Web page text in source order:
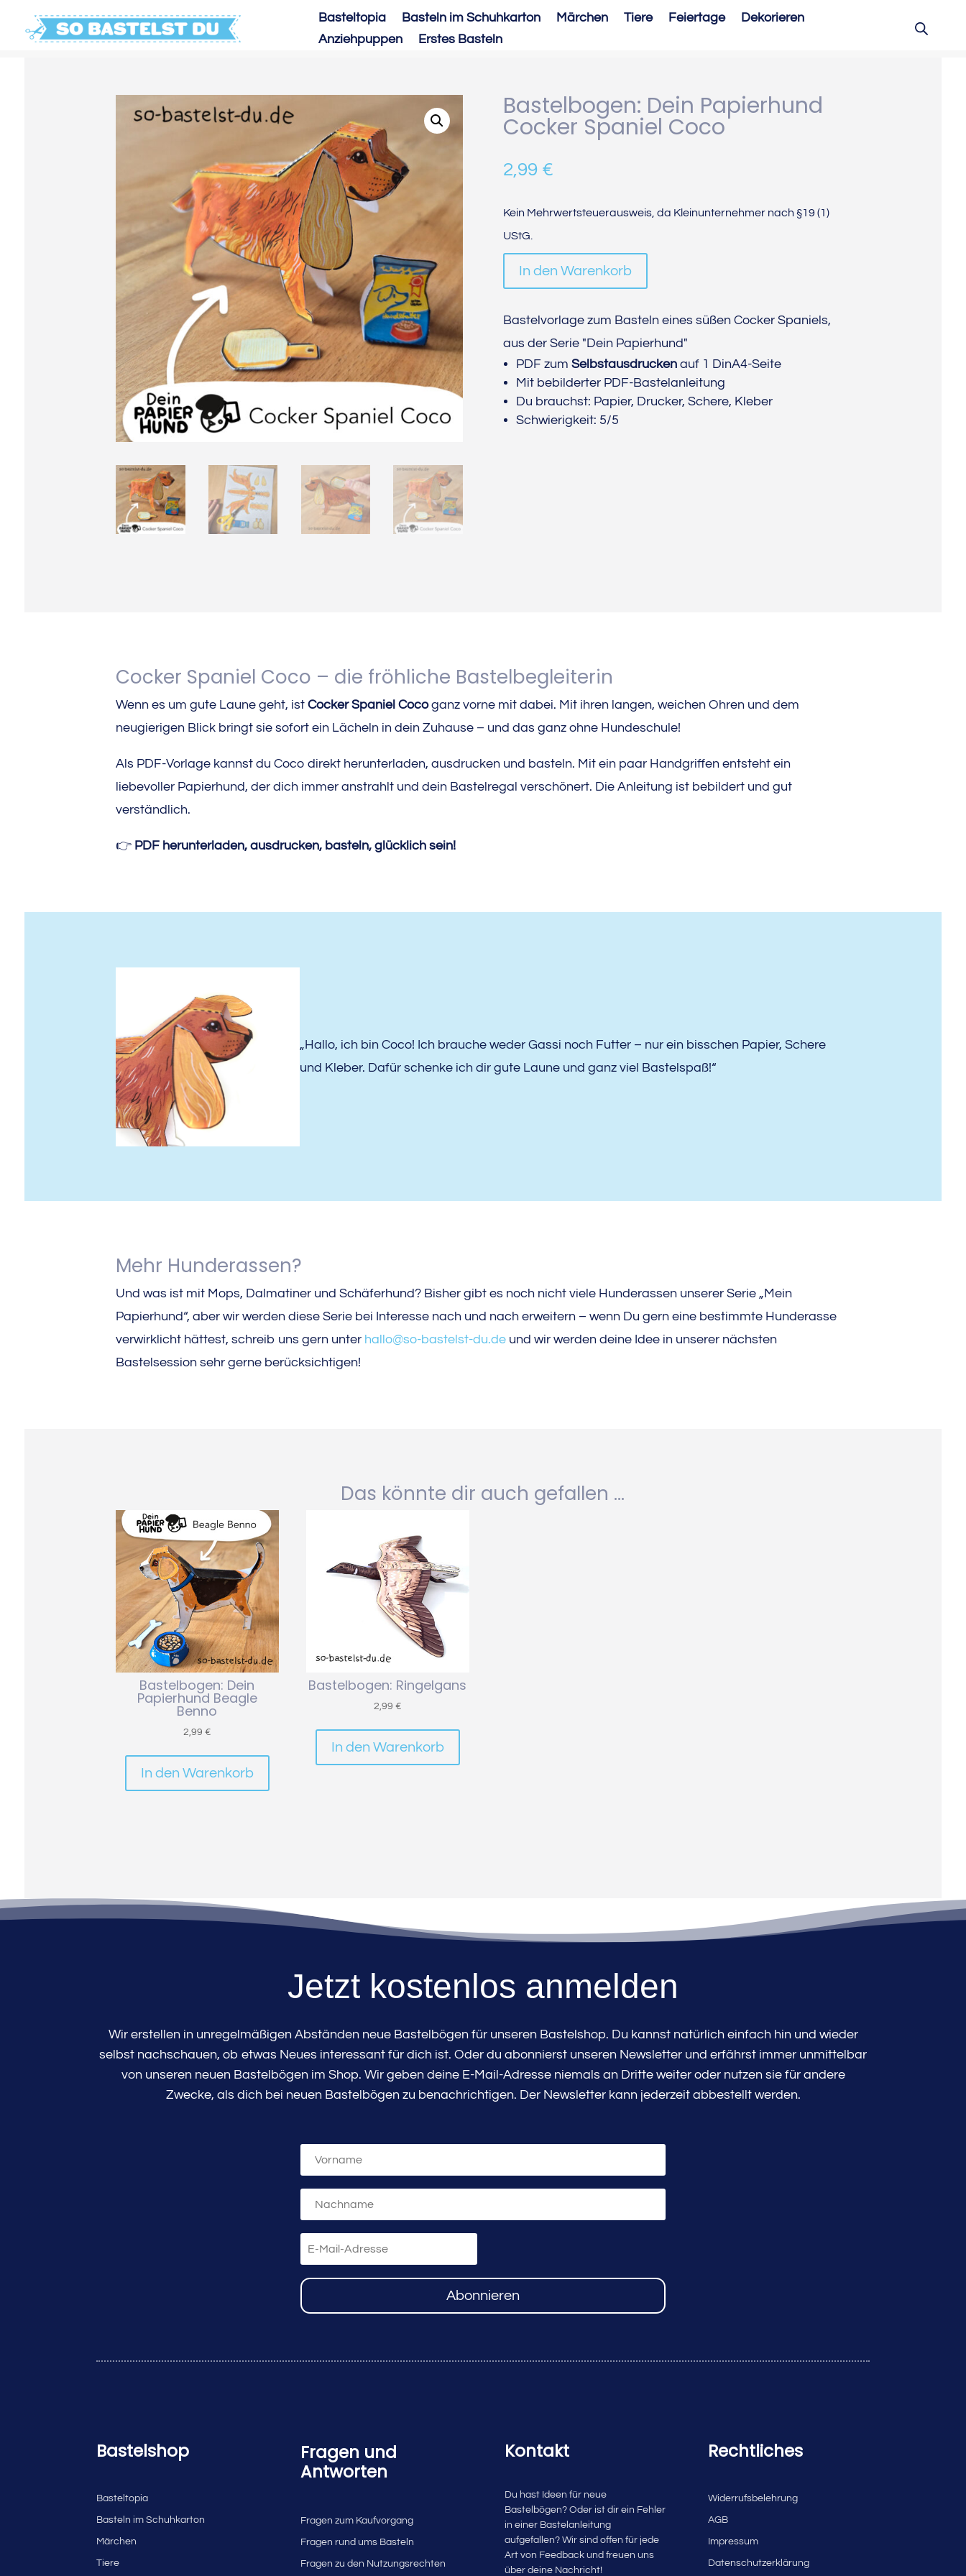
Basteltopia Basteln im Schuhkarton Märchen Tiere Feiertage
Dekorieren
Anziehpuppen
Erstes Basteln
Bastelbogen: Dein Papierhund
Cocker Spaniel Coco
2,99 €
Kein Mehrwertsteuerausweis, da Kleinunternehmer nach §19 (1)
UStG.
In den Warenkorb
Bastelvorlage zum Basteln eines süßen Cocker Spaniels,
aus der Serie "Dein Papierhund"
PDF zumSelbstausdrucken auf 1 DinA4-Seite
Mit bebilderter PDF-Bastelanleitung
Du brauchst: Papier, Drucker, Schere, Kleber
Schwierigkeit: 5/5
Cocker Spaniel Coco – die fröhliche Bastelbegleiterin
Wenn es um gute Laune geht, istCocker Spaniel Cocoganz vorne mit dabei. Mit ihren langen, weichen Ohren und dem
neugierigen Blick bringt sie sofort ein Lächeln in dein Zuhause – und das ganz ohne Hundeschule!
Als PDF-Vorlage kannst du Coco direkt herunterladen, ausdrucken und basteln. Mit ein paar Handgriffen entsteht ein
liebevoller Papierhund, der dich immer anstrahlt und dein Bastelregal verschönert. Die Anleitung ist bebildert und gut
verständlich.
👉 PDF herunterladen, ausdrucken, basteln, glücklich sein!
„Hallo, ich bin Coco! Ich brauche weder Gassi noch Futter – nur ein bisschen Papier, Schere
und Kleber. Dafür schenke ich dir gute Laune und ganz viel Bastelspaß!“
Mehr Hunderassen?
Und was ist mit Mops, Dalmatiner und Schäferhund? Bisher gibt es noch nicht viele Hunderassen unserer Serie „Mein
Papierhund“, aber wir werden diese Serie bei Interesse nach und nach erweitern – wenn Du gern eine bestimmte Hunderasse
verwirklicht hättest, schreib uns gern unter hallo@so-bastelst-du.de und wir werden deine Idee in unserer nächsten
Bastelsession sehr gerne berücksichtigen!
Das könnte dir auch gefallen …
Bastelbogen: Dein
Papierhund Beagle
Benno
2,99 €
In den Warenkorb
Bastelbogen: Ringelgans
2,99 €
In den Warenkorb
Jetzt kostenlos anmelden
Wir erstellen in unregelmäßigen Abständen neue Bastelbögen für unseren Bastelshop. Du kannst natürlich einfach hin und wieder
selbst nachschauen, ob etwas Neues interessant für dich ist. Oder du abonnierst unseren Newsletter und erfährst immer unmittelbar
von unseren neuen Bastelbögen im Shop. Wir geben deine E-Mail-Adresse niemals an Dritte weiter oder nutzen sie für andere
Zwecke, als dich bei neuen Bastelbögen zu benachrichtigen. Der Newsletter kann jederzeit abbestellt werden.
Abonnieren
Bastelshop
Basteltopia
Basteln im Schuhkarton
Märchen
Tiere
Fragen und
Antworten
Fragen zum Kaufvorgang
Fragen rund ums Basteln
Fragen zu den Nutzungsrechten
Kontakt
Du hast Ideen für neue
Bastelbögen? Oder ist dir ein Fehler
in einer Bastelanleitung
aufgefallen? Wir sind offen für jede
Art von Feedback und freuen uns
über deine Nachricht!
Rechtliches
Widerrufsbelehrung
AGB
Impressum
Datenschutzerklärung